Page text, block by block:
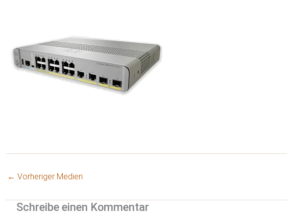
← Vorheriger Medien
Schreibe einen Kommentar